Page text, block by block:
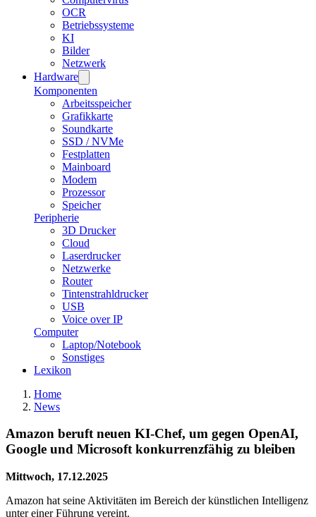
OCR
Betriebssysteme
KI
Bilder
Netzwerk
Hardware
Komponenten
Arbeitsspeicher
Grafikkarte
Soundkarte
SSD / NVMe
Festplatten
Mainboard
Modem
Prozessor
Speicher
Peripherie
3D Drucker
Cloud
Laserdrucker
Netzwerke
Router
Tintenstrahldrucker
USB
Voice over IP
Computer
Laptop/Notebook
Sonstiges
Lexikon
Home
News
Amazon beruft neuen KI-Chef, um gegen OpenAI,
Google und Microsoft konkurrenzfähig zu bleiben
Mittwoch, 17.12.2025
Amazon hat seine Aktivitäten im Bereich der künstlichen Intelligenz
unter einer Führung vereint.